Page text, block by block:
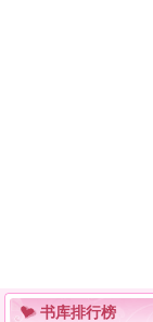
书库排行榜